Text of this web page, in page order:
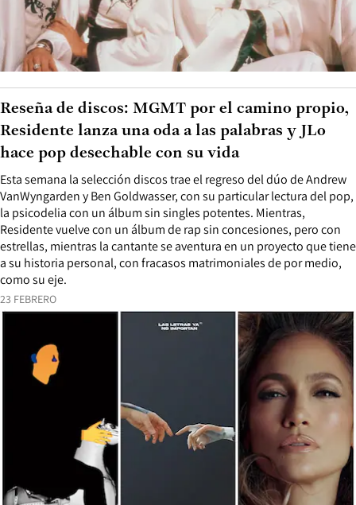
23 FEBRERO
Esta semana la selección discos trae el regreso del dúo de Andrew
VanWyngarden y Ben Goldwasser, con su particular lectura del pop,
la psicodelia con un álbum sin singles potentes. Mientras,
Residente vuelve con un álbum de rap sin concesiones, pero con
estrellas, mientras la cantante se aventura en un proyecto que tiene
a su historia personal, con fracasos matrimoniales de por medio,
como su eje.
Reseña de discos: MGMT por el camino propio,
Residente lanza una oda a las palabras y JLo
hace pop desechable con su vida